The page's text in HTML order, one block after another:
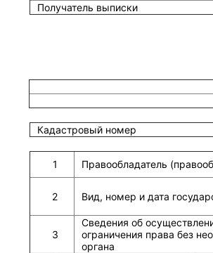
Получатель выписки
Кадастровый номер
1 Правообладатель
2 Вид, номер и дата
3
Сведения об
ограничения права без
органа